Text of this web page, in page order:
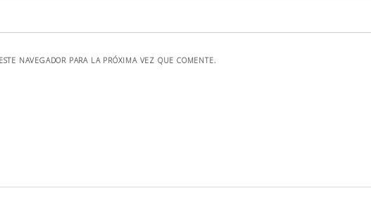
NAVEGADOR PARA LA PRÓXIMA VEZ QUE COMENTE.